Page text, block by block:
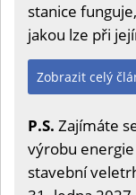
stanice
jakou lze při
Zobrazit celý
P.S. Zajímáte
výrobu
stavební